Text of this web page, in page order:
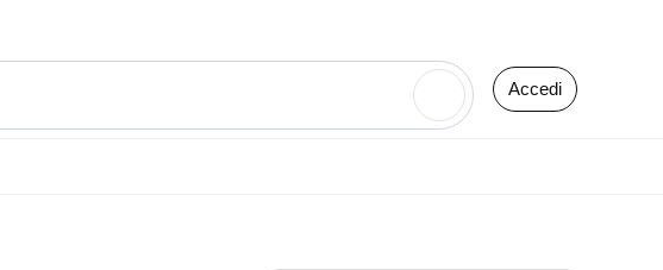
Accedi